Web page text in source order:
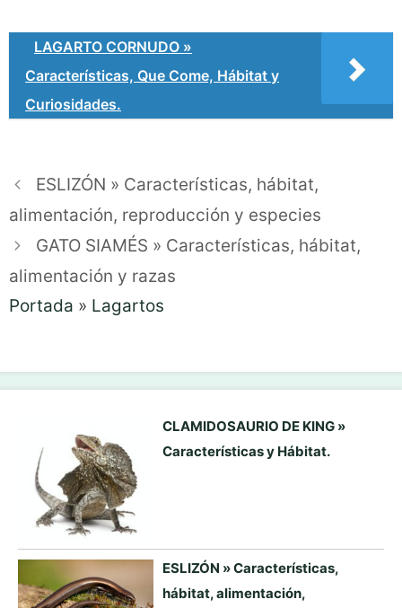
LAGARTO CORNUDO »
Características, Que Come, Hábitat y
Curiosidades.
ESLIZÓN » Características, hábitat,
alimentación, reproducción y especies
GATO SIAMÉS » Características, hábitat,
alimentación y razas
Portada » Lagartos
CLAMIDOSAURIO DE KING »
Características y Hábitat.
ESLIZÓN » Características,
hábitat, alimentación,